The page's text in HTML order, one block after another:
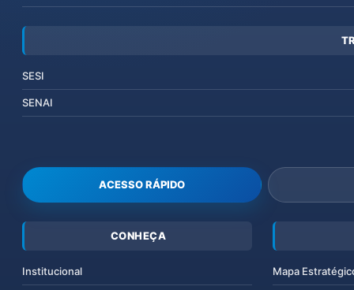
SESI
SENAI
ACESSO RÁPIDO
CONHEÇA
Institucional Mapa